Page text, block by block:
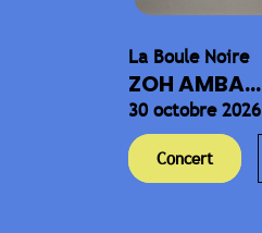
La Boule Noire
ZOH AMBA...
30 octobre 2026
Concert